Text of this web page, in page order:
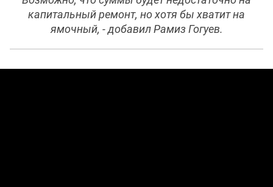
капитальный ремонт, но хотя бы хватит на
ямочный, - добавил Рамиз Гогуев.